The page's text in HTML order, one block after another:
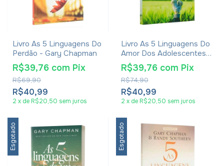
Livro As 5 Linguagens Do
Perdão - Gary Chapman
R$40,99
R$69,90
R$39,76 com Pix
2 x de R$20,50 sem juros
Livro As 5 Linguagens Do
Amor Dos Adolescentes -
Gary Chapman
R$40,99
R$74,90
R$39,76 com Pix
2 x de R$20,50 sem juros
Esgotado Esgotado